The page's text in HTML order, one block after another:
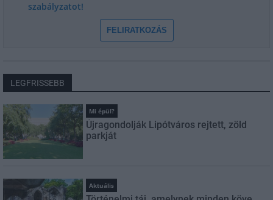
szabályzatot!
FELIRATKOZÁS
LEGFRISSEBB
Mi épül?
Újragondolják Lipótváros rejtett, zöld
parkját
Aktuális